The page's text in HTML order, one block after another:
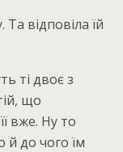
відповіла їй
ті двоє з
що
вже. Ну то
й до чого їм